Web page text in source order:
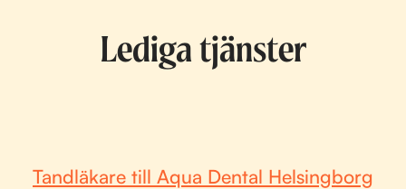
Lediga tjänster
Tandläkare till Aqua Dental Helsingborg